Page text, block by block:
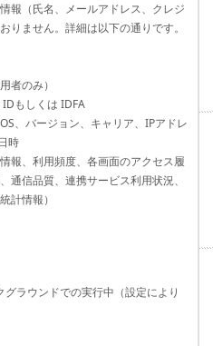
報（氏名、メールアドレス、クレジ
りません。詳細は以下の通りです。
者のみ）
もしくは IDFA
、バージョン、キャリア、IPアドレ
時
報、利用頻度、各画面のアクセス履
通信品質、連携サービス利用状況、
計情報）
ラウンドでの実行中（設定により